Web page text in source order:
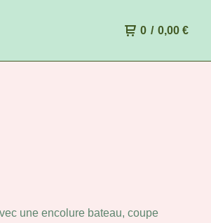
0 / 0,00 €
une encolure bateau, coupe